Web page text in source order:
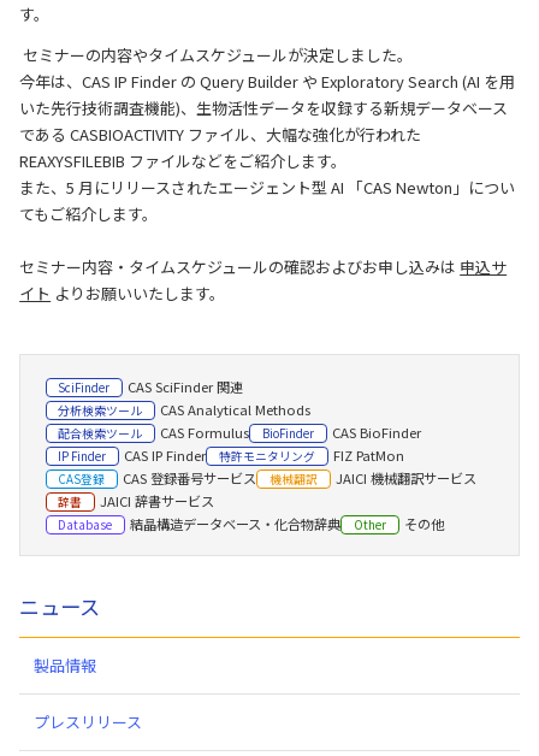
す。
セミナーの内容やタイムスケジュールが決定しました。
今年は、CAS IP Finder の Query Builder や Exploratory Search (AI を用
いた先行技術調査機能)、生物活性データを収録する新規データベース
である CASBIOACTIVITY ファイル、大幅な強化が行われた
REAXYSFILEBIB ファイルなどをご紹介します。
また、5 月にリリースされたエージェント型 AI 「CAS Newton」につい
てもご紹介します。
セミナー内容・タイムスケジュールの確認およびお申し込みは 申込サ
イト よりお願いいたします。
SciFinder CAS SciFinder 関連
分析検索ツール CAS Analytical Methods
配合検索ツール CAS Formulus BioFinder CAS BioFinder
IP Finder CAS IP Finder 特許モニタリング FIZ PatMon
CAS登録 CAS 登録番号サービス 機械翻訳 JAICI 機械翻訳サービス
辞書 JAICI 辞書サービス
Database 結晶構造データベース・化合物辞典 Other その他
ニュース
製品情報
プレスリリース